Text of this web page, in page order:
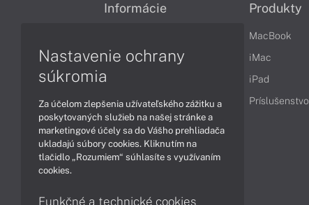
Informácie
Reklamačné podmienky
Ochrana osobných údajov
Vrátenie tovaru
Vyhlásenie o prístupnosti
Cookies
Produkty
MacBook
iMac
iPad
Príslušenstvo
Nastavenie ochrany
súkromia
Za účelom zlepšenia užívateľského zážitku a
poskytovaných služieb na našej stránke a
marketingové účely sa do Vášho prehliadača
ukladajú súbory cookies. Kliknutím na
tlačidlo „Rozumiem“ súhlasíte s využívaním
cookies.
Funkčné a technické cookies